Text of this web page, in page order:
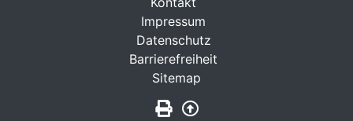
Impressum
Datenschutz
Barrierefreiheit
Sitemap
Seite drucken
Zurück nach oben